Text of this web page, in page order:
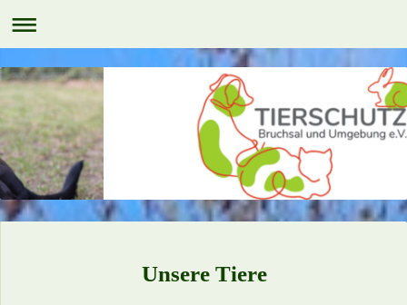
Unsere Tiere